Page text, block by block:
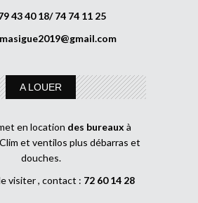
43 40 18/ 74 74 11 25
masigue2019@gmail.com
A LOUER
en location des bureaux à
et ventilos plus débarras et
douches.
visiter , contact : 72 60 14 28